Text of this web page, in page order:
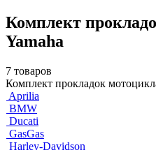
Комплект
Yamaha
7 товаров
Комплект прокладок
Aprilia
BMW
Ducati
GasGas
Harley-Davidson